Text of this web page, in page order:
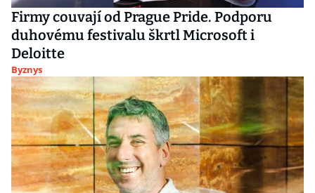
Firmy couvají od Prague Pride. Podporu
duhovému festivalu škrtl Microsoft i
Deloitte
Byznys